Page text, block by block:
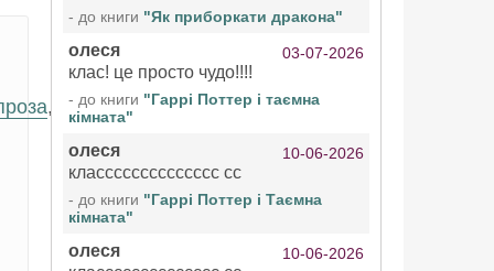
,
- до книги "Як приборкати дракона"
олеся 03-07-2026
клас! це просто чудо!!!!
- до книги "Гаррі Поттер і таємна
кімната"
олеся 10-06-2026
класссссссссссссс сс
- до книги "Гаррі Поттер і Таємна
кімната"
олеся 10-06-2026